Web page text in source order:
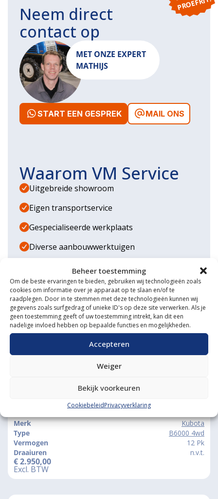
Beheer toestemming
Om de beste ervaringen te bieden, gebruiken wij technologieën zoals
cookies om informatie over je apparaat op te slaan en/of te
raadplegen. Door in te stemmen met deze technologieën kunnen wij
gegevens zoals surfgedrag of unieke ID's op deze site verwerken. Als je
geen toestemming geeft of uw toestemming intrekt, kan dit een
nadelige invloed hebben op bepaalde functies en mogelijkheden.
Accepteren
Weiger
Bekijk voorkeuren
CookiebeleidPrivacyverklaring
Neem direct
contact op
MET ONZE EXPERT
MATHIJS
START EEN GESPREK MAIL ONS
Waarom VM Service
Uitgebreide showroom
Eigen transportservice
Gespecialiseerde werkplaats
Diverse aanbouwwerktuigen
Grote voorraad minitrekkers
Grootste in kleine tractoren
Vergelijkbare producten
KUBOTA B6000 4WD
Merk
Kubota
Type
B6000 4wd
Vermogen
12 Pk
Draaiuren
n.v.t.
€2.950,00
Excl. BTW